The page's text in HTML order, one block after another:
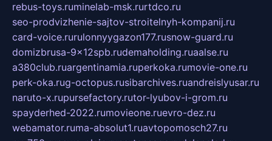
rebus-toys.ruminelab-msk.rurtdco.ru
seo-prodvizhenie-sajtov-stroitelnyh-kompanij.ru
card-voice.rurulonnyygazon177.rusnow-guard.ru
domizbrusa-9x12spb.rudemaholding.ruaalse.ru
a380club.ruargentinamia.ruperkoka.rumovie-one.ru
perk-oka.rug-octopus.rusibarchives.ruandreislyusar.ru
naruto-x.rupursefactory.rutor-lyubov-i-grom.ru
spayderhed-2022.rumovieone.ruevro-dez.ru
webamator.ruma-absolut1.ruavtopomosch27.ru